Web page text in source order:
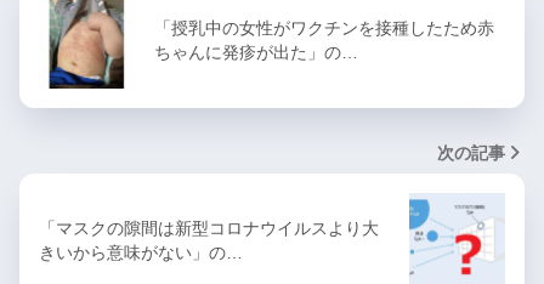
「授乳中の女性がワクチンを接種したため赤
ちゃんに発疹が出た」の…
次の記事
「マスクの隙間は新型コロナウイルスより大
きいから意味がない」の…